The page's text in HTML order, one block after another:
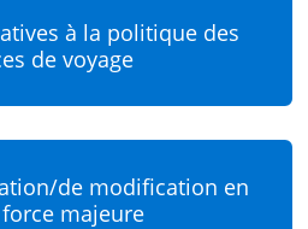
à la politique des
de voyage
de modification en
majeure